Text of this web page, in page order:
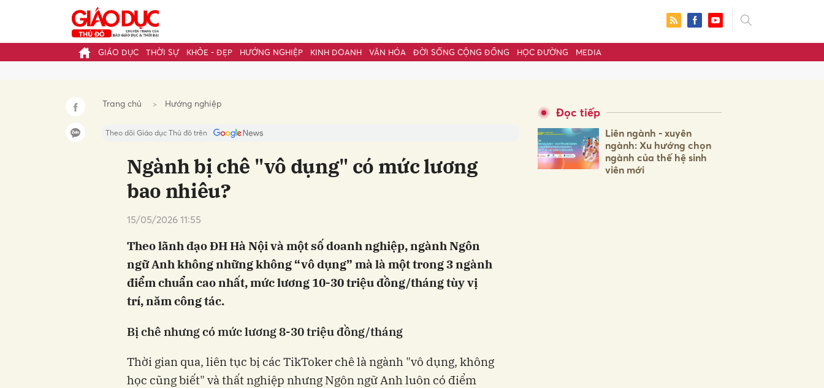
GIÁO DỤC THỜI SỰ KHỎE - ĐẸP HƯỚNG NGHIỆP KINH DOANH VĂN HÓA ĐỜI SỐNG CỘNG ĐỒNG HỌC ĐƯỜNG MEDIA
Trang chủ Hướng nghiệp
Theo dõi Giáo dục Thủ đô trên
Ngành bị chê "vô dụng" có mức lương
bao nhiêu?
15/05/2026 11:55
Theo lãnh đạo ĐH Hà Nội và một số doanh nghiệp, ngành Ngôn
ngữ Anh không những không “vô dụng” mà là một trong 3 ngành
điểm chuẩn cao nhất, mức lương 10-30 triệu đồng/tháng tùy vị
trí, năm công tác.
Bị chê nhưng có mức lương 8-30 triệu đồng/tháng
Thời gian qua, liên tục bị các TikToker chê là ngành "vô dụng, không
học cũng biết" và thất nghiệp nhưng Ngôn ngữ Anh luôn có điểm
Đọc tiếp
Liên ngành - xuyên
ngành: Xu hướng chọn
ngành của thế hệ sinh
viên mới
Gửi bình luận